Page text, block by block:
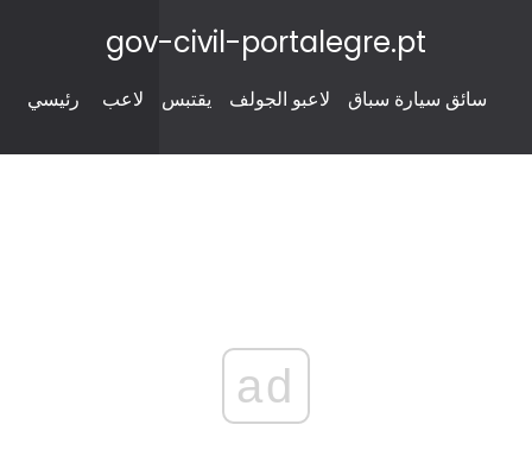
gov-civil-portalegre.pt
رئيسي لاعب يقتبس لاعبو الجولف سائق سيارة سباق
ad